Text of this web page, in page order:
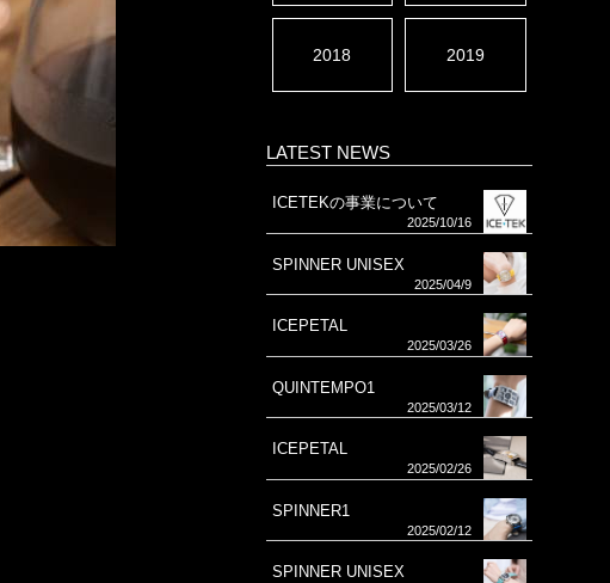
2018 2019
LATEST NEWS
ICETEKの事業について
2025/10/16
SPINNER UNISEX
2025/04/9
ICEPETAL
2025/03/26
QUINTEMPO1
2025/03/12
ICEPETAL
2025/02/26
SPINNER1
2025/02/12
SPINNER UNISEX